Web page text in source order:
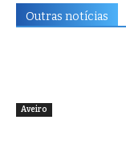
Outras notícias
Aveiro